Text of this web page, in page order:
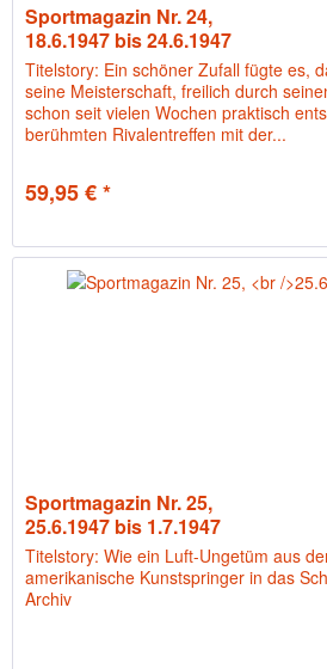
Sportmagazin Nr. 24,
18.6.1947 bis 24.6.1947
Titelstory: Ein schöner Zufall fügte es,
seine Meisterschaft, freilich durch
schon seit vielen Wochen praktisch
berühmten Rivalentreffen mit der...
59,95 € *
Sportmagazin Nr. 25,
25.6.1947 bis 1.7.1947
Titelstory: Wie ein Luft-Ungetüm aus
amerikanische Kunstspringer in das
Archiv